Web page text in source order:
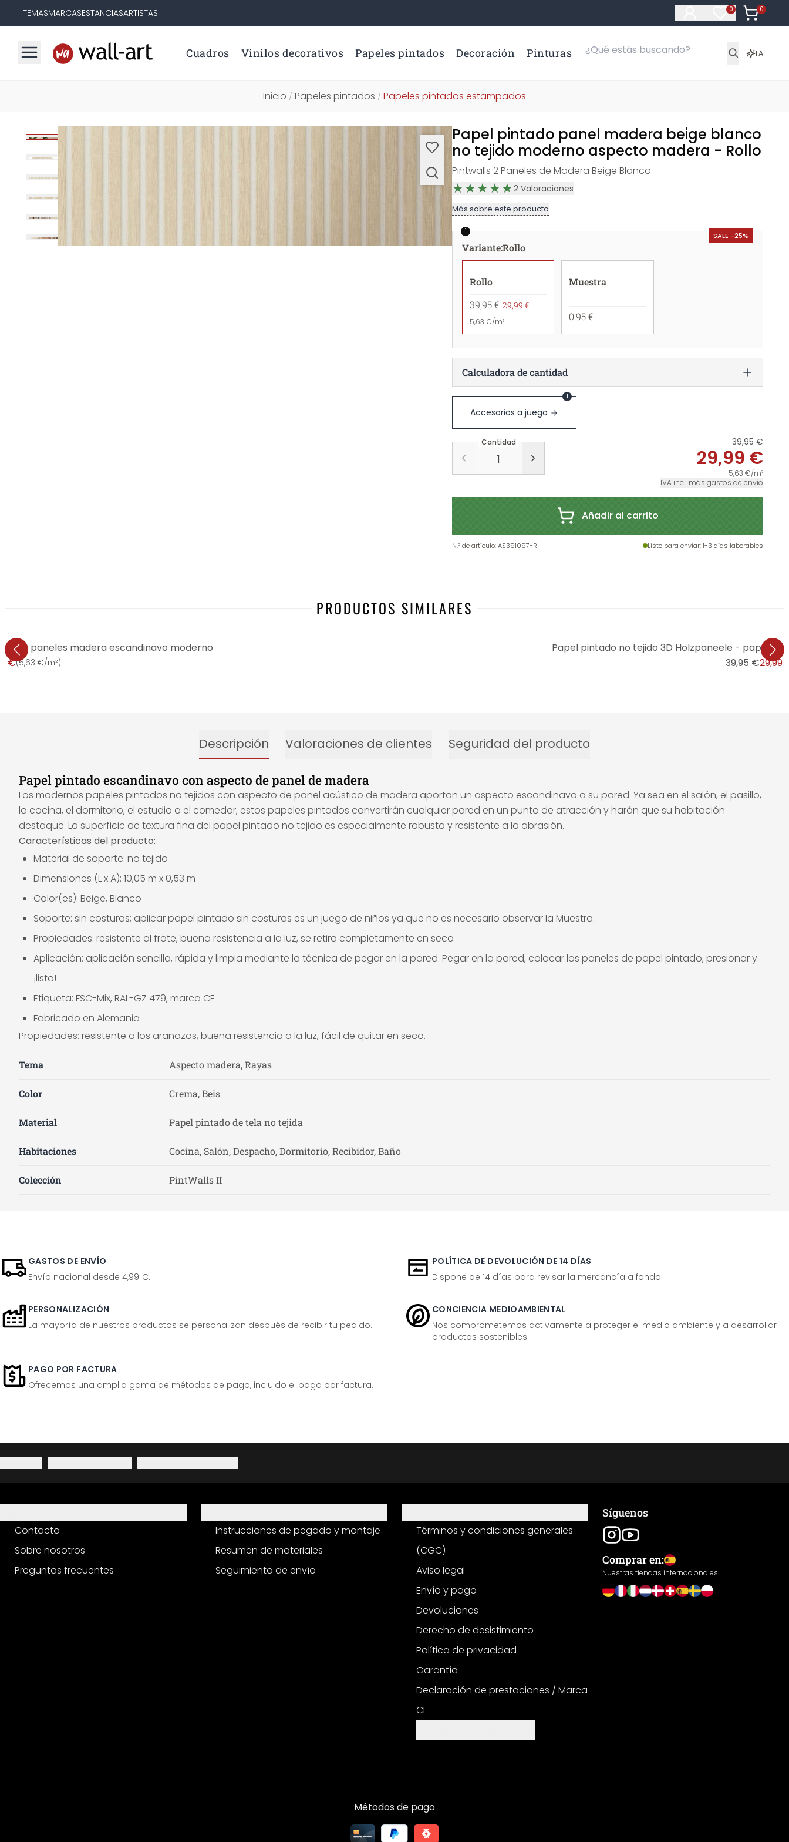
TEMASMARCASESTANCIASARTISTAS 0
Artículos en
0
Artículos
Cuadros Vinilos decorativos Papeles pintados Decoración Pinturas IA
Inicio / Papeles pintados / Papeles pintados estampados
Papel pintado panel madera beige blanco
no tejido moderno aspecto madera - Rollo
Pintwalls 2 Paneles de Madera Beige Blanco
2 Valoraciones
Más sobre este producto
SALE -25%
1
Variante:Rollo
Rollo
39,95 € 29,99 €
5,63 €/m²
Muestra
0,95 €
Calculadora de cantidad
Accesorios a juego
1
Cantidad 39,95 €
29,99 €
5,63 €/m²
IVA incl. más gastos de envío
Añadir al carrito
N.º de artículo:AS391097-R Listo para enviar: 1-3 días laborables
PRODUCTOS SIMILARES
3D paneles madera escandinavo moderno
€(5,63 €/m²)
Papel pintado no tejido 3D Holzpaneele - papel
39,95 €29,99
Descripción Valoraciones de clientes Seguridad del producto
Papel pintado escandinavo con aspecto de panel de madera
Los modernos papeles pintados no tejidos con aspecto de panel acústico de madera aportan un aspecto escandinavo a su pared. Ya sea en el salón, el pasillo,
la cocina, el dormitorio, el estudio o el comedor, estos papeles pintados convertirán cualquier pared en un punto de atracción y harán que su habitación
destaque. La superficie de textura fina del papel pintado no tejido es especialmente robusta y resistente a la abrasión.
Características del producto:
Material de soporte: no tejido
Dimensiones (L x A): 10,05 m x 0,53 m
Color(es): Beige, Blanco
Soporte: sin costuras; aplicar papel pintado sin costuras es un juego de niños ya que no es necesario observar la Muestra.
Propiedades: resistente al frote, buena resistencia a la luz, se retira completamente en seco
Aplicación: aplicación sencilla, rápida y limpia mediante la técnica de pegar en la pared. Pegar en la pared, colocar los paneles de papel pintado, presionar y
¡listo!
Etiqueta: FSC-Mix, RAL-GZ 479, marca CE
Fabricado en Alemania
Propiedades: resistente a los arañazos, buena resistencia a la luz, fácil de quitar en seco.
Tema Aspecto madera, Rayas
Color Crema, Beis
Material Papel pintado de tela no tejida
Habitaciones Cocina, Salón, Despacho, Dormitorio, Recibidor, Baño
Colección PintWalls II
GASTOS DE ENVÍO
Envío nacional desde 4,99 €.
POLÍTICA DE DEVOLUCIÓN DE 14 DÍAS
Dispone de 14 días para revisar la mercancía a fondo.
PERSONALIZACIÓN
La mayoría de nuestros productos se personalizan después de recibir tu pedido.
CONCIENCIA MEDIOAMBIENTAL
Nos comprometemos activamente a proteger el medio ambiente y a desarrollar
productos sostenibles.
PAGO POR FACTURA
Ofrecemos una amplia gama de métodos de pago, incluido el pago por factura.
· ·
Contacto
Sobre nosotros
Preguntas frecuentes
Instrucciones de pegado y montaje
Resumen de materiales
Seguimiento de envío
Términos y condiciones generales
(CGC)
Aviso legal
Envío y pago
Devoluciones
Derecho de desistimiento
Política de privacidad
Garantía
Declaración de prestaciones / Marca
CE
Síguenos
Comprar en:
Nuestras tiendas internacionales
Métodos de pago